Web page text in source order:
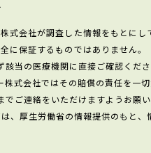
会社が調査した情報をもとにし
に保証するものではありません。
当の医療機関に直接ご確認くださ
式会社ではその賠償の責任を一切
ご連絡をいただけますようお願い
厚生労働省の情報提供のもと、